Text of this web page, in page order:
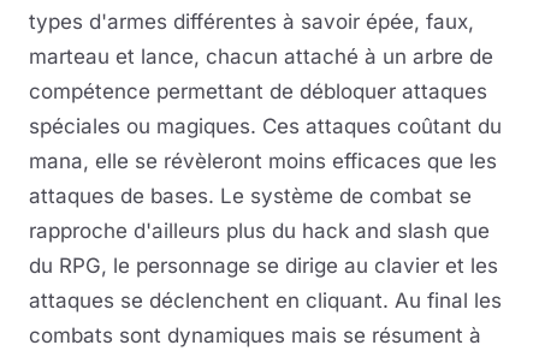
types d'armes différentes à savoir épée, faux,
marteau et lance, chacun attaché à un arbre de
compétence permettant de débloquer attaques
spéciales ou magiques. Ces attaques coûtant du
mana, elle se révèleront moins efficaces que les
attaques de bases. Le système de combat se
rapproche d'ailleurs plus du hack and slash que
du RPG, le personnage se dirige au clavier et les
attaques se déclenchent en cliquant. Au final les
combats sont dynamiques mais se résument à